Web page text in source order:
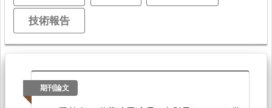
技術報告
期刊論文